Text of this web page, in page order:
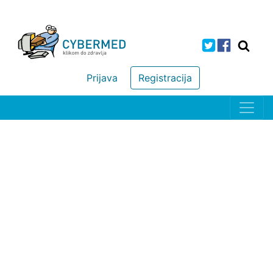
Registracija
Prijava